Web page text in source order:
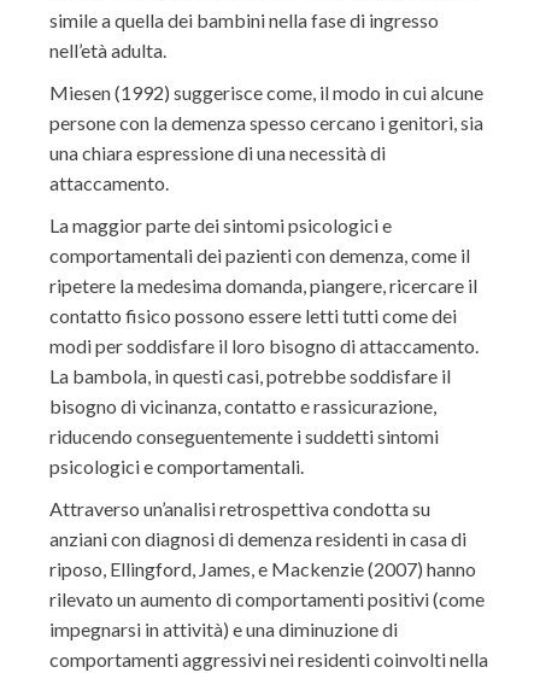
simile a quella dei bambini nella fase di ingresso
nell’età adulta.
Miesen (1992) suggerisce come, il modo in cui alcune
persone con la demenza spesso cercano i genitori, sia
una chiara espressione di una necessità di
attaccamento.
La maggior parte dei sintomi psicologici e
comportamentali dei pazienti con demenza, come il
ripetere la medesima domanda, piangere, ricercare il
contatto fisico possono essere letti tutti come dei
modi per soddisfare il loro bisogno di attaccamento.
La bambola, in questi casi, potrebbe soddisfare il
bisogno di vicinanza, contatto e rassicurazione,
riducendo conseguentemente i suddetti sintomi
psicologici e comportamentali.
Attraverso un’analisi retrospettiva condotta su
anziani con diagnosi di demenza residenti in casa di
riposo, Ellingford, James, e Mackenzie (2007) hanno
rilevato un aumento di comportamenti positivi (come
impegnarsi in attività) e una diminuzione di
comportamenti aggressivi nei residenti coinvolti nella